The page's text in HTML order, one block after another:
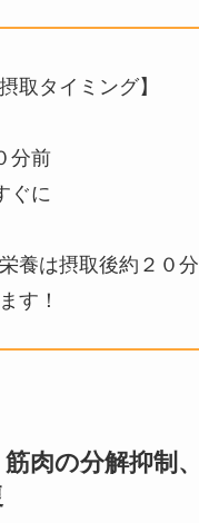
取タイミング】
分前
ぐに
養は摂取後約２０
す！
肉の分解抑制